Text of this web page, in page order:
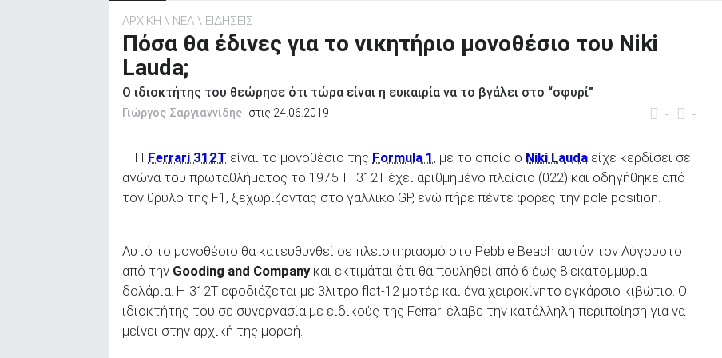
ΑΡΧΙΚΗ ΝΕΑ ΕΙΔΗΣΕΙΣ
Πόσα θα έδινες για το νικητήριο μονοθέσιο του Niki
Lauda;
Ο ιδιοκτήτης του θεώρησε ότι τώρα είναι η ευκαιρία να το βγάλει στο “σφυρί"
- -
Γιώργος Σαργιαννίδης στις 24.06.2019
H Ferrari 312T είναι το μονοθέσιο της Formula 1 , με το οποίο ο Niki Lauda είχε κερδίσει σε
αγώνα του πρωταθλήματος το 1975. Η 312Τ έχει αριθμημένο πλαίσιο (022) και οδηγήθηκε από
τον θρύλο της F1, ξεχωρίζοντας στο γαλλικό GP, ενώ πήρε πέντε φορές την pole position.
Αυτό το μονοθέσιο θα κατευθυνθεί σε πλειστηριασμό στο Pebble Beach αυτόν τον Αύγουστο
από την Gooding and Companyκαι εκτιμάται ότι θα πουληθεί από 6 έως 8 εκατομμύρια
δολάρια. Η 312Τ εφοδιάζεται με 3λιτρο flat-12 μοτέρ και ένα χειροκίνητο εγκάρσιο κιβώτιο. Ο
ιδιοκτήτης του σε συνεργασία με ειδικούς της Ferrari έλαβε την κατάλληλη περιποίηση για να
μείνει στην αρχική της μορφή.